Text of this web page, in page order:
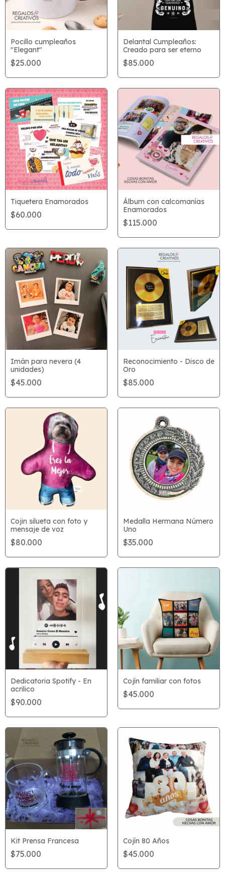
Pocillo cumpleaños
"Elegant"
$25.000
Delantal Cumpleaños:
Creado para ser eterno
$85.000
Tiquetera Enamorados
$60.000
Álbum con calcomanías
Enamorados
$115.000
Imán para nevera (4
unidades)
$45.000
Reconocimiento - Disco de
Oro
$85.000
Cojin silueta con foto y
mensaje de voz
$80.000
Medalla Hermana Número
Uno
$35.000
Dedicatoria Spotify - En
acrilico
$90.000
Cojín familiar con fotos
$45.000
Kit Prensa Francesa
$75.000
Cojín 80 Años
$45.000